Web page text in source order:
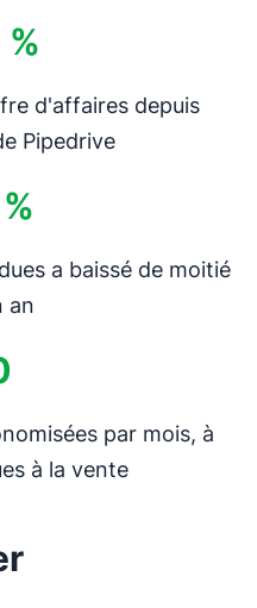
%
d'affaires depuis
Pipedrive
a baissé de moitié
an
par mois, à
à la vente